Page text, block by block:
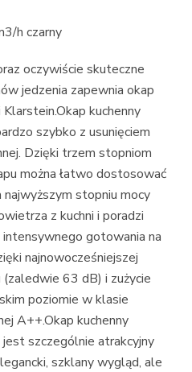
h czarny
oczywiście skuteczne
jedzenia zapewnia okap
kuchenny
szybko z usunięciem
Dzięki trzem stopniom
można łatwo dostosować
stopniu mocy
z kuchni i poradzi
gotowania na
najnowocześniejszej
(zaledwie 63 dB) i zużycie
poziomie w klasie
A++.Okap kuchenny
szczególnie atrakcyjny
szklany wygląd, ale